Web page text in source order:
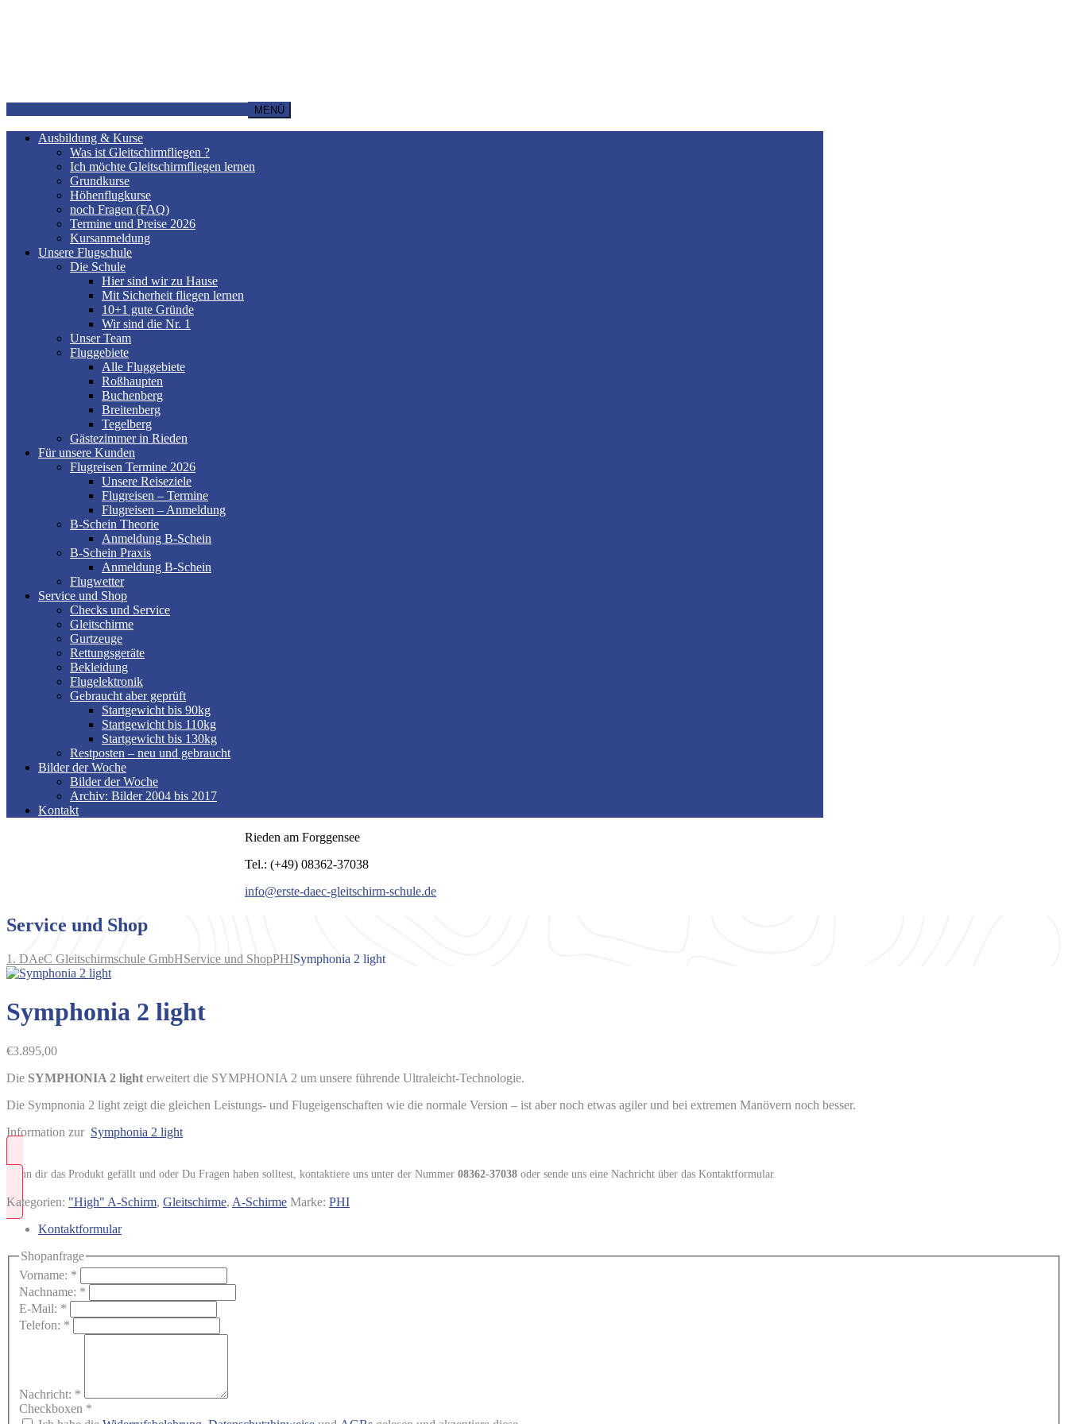
MENÜ
Ausbildung & Kurse
Was ist Gleitschirmfliegen ?
Ich möchte Gleitschirmfliegen lernen
Grundkurse
Höhenflugkurse
noch Fragen (FAQ)
Termine und Preise 2026
Kursanmeldung
Unsere Flugschule
Die Schule
Hier sind wir zu Hause
Mit Sicherheit fliegen lernen
10+1 gute Gründe
Wir sind die Nr. 1
Unser Team
Fluggebiete
Alle Fluggebiete
Roßhaupten
Buchenberg
Breitenberg
Tegelberg
Gästezimmer in Rieden
Für unsere Kunden
Flugreisen Termine 2026
Unsere Reiseziele
Flugreisen – Termine
Flugreisen – Anmeldung
B-Schein Theorie
Anmeldung B-Schein
B-Schein Praxis
Anmeldung B-Schein
Flugwetter
Service und Shop
Checks und Service
Gleitschirme
Gurtzeuge
Rettungsgeräte
Bekleidung
Flugelektronik
Gebraucht aber geprüft
Startgewicht bis 90kg
Startgewicht bis 110kg
Startgewicht bis 130kg
Restposten – neu und gebraucht
Bilder der Woche
Bilder der Woche
Archiv: Bilder 2004 bis 2017
Kontakt
Rieden am Forggensee
Tel.: (+49) 08362-37038
info@erste-daec-gleitschirm-schule.de
Service und Shop
1. DAeC Gleitschirmschule GmbHService und ShopPHISymphonia 2 light
Symphonia 2 light
€3.895,00
Die SYMPHONIA 2 light erweitert die SYMPHONIA 2 um unsere führende Ultraleicht-Technologie.
Die Sympnonia 2 light zeigt die gleichen Leistungs- und Flugeigenschaften wie die normale Version – ist aber noch etwas agiler und bei extremen Manövern noch besser.
Information zur Symphonia 2 light
Wenn dir das Produkt gefällt und oder Du Fragen haben solltest, kontaktiere uns unter der Nummer 08362-37038 oder sende uns eine Nachricht über das Kontaktformular.
Kategorien: "High" A-Schirm, Gleitschirme, A-Schirme Marke: PHI
Kontaktformular
Shopanfrage
Vorname: *
Nachname: *
E-Mail: *
Telefon: *
Nachricht: *
Checkboxen *